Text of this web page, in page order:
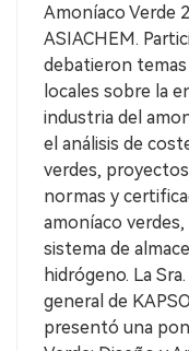
Amoníaco Verde
ASIACHEM.
debatieron
locales sobre la
industria del
el análisis de
verdes,
normas y
amoníaco
sistema de
hidrógeno. La
general de
presentó una